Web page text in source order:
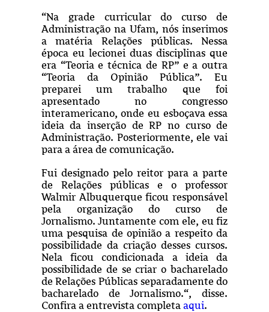
“Na grade curricular do curso de
Administração na Ufam, nós inserimos
a matéria Relações públicas. Nessa
época eu lecionei duas disciplinas que
era “Teoria e técnica de RP” e a outra
“Teoria da Opinião Pública”. Eu
preparei um trabalho que foi
apresentado no congresso
interamericano, onde eu esboçava essa
ideia da inserção de RP no curso de
Administração. Posteriormente, ele vai
para a área de comunicação.
Fui designado pelo reitor para a parte
de Relações públicas e o professor
Walmir Albuquerque ficou responsável
pela organização do curso de
Jornalismo. Juntamente com ele, eu fiz
uma pesquisa de opinião a respeito da
possibilidade da criação desses cursos.
Nela ficou condicionada a ideia da
possibilidade de se criar o bacharelado
de Relações Públicas separadamente do
bacharelado de Jornalismo.“, disse.
Confira a entrevista completa aqui.